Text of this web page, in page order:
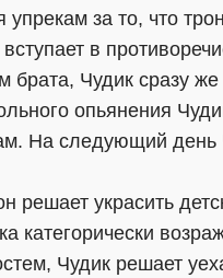
за то, что
в
Чудик сразу
опьянения
На следующий день
решает украсить
категорически
Чудик решает